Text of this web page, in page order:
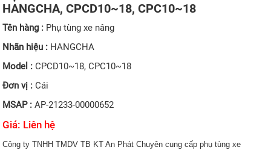
HANGCHA, CPCD10~18, CPC10~18
Tên hàng : Phụ tùng xe nâng
Nhãn hiệu : HANGCHA
Model :CPCD10~18, CPC10~18
Đơn vị :Cái
MSAP :AP-21233-00000652
Giá: Liên hệ
Công ty TNHH TMDV TB KT An Phát Chuyên cung cấp phụ tùng xe